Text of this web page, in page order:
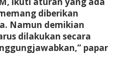
diberikan
Namun demikian
dilakukan secara
papar